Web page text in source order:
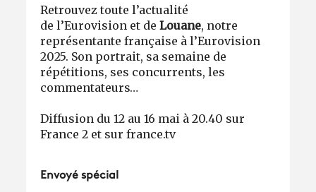
Retrouvez toute l’actualité
de l’Eurovision et deLouane, notre
représentante française à l’Eurovision
2025. Son portrait, sa semaine de
répétitions, ses concurrents, les
commentateurs…
Diffusion du 12 au 16 mai à 20.40 sur
France 2 et sur france.tv
Envoyé spécial